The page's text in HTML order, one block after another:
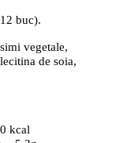
buc).
vegetale,
de soia,
kcal